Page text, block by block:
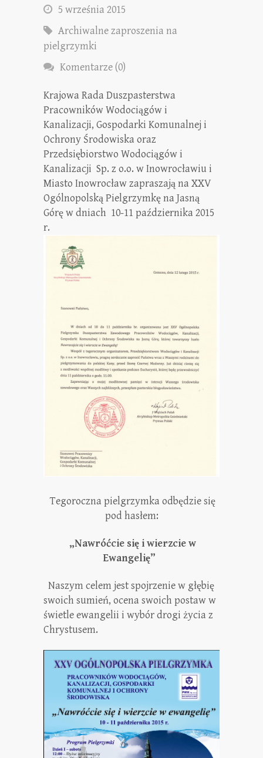
5 września 2015
Archiwalne zaproszenia na
pielgrzymki
Komentarze (0)
Krajowa Rada Duszpasterstwa
Pracowników Wodociągów i
Kanalizacji, Gospodarki Komunalnej i
Ochrony Środowiska oraz
Przedsiębiorstwo Wodociągów i
Kanalizacji Sp. z o.o. w Inowrocławiu i
Miasto Inowrocław zapraszają na XXV
Ogólnopolską Pielgrzymkę na Jasną
Górę w dniach 10-11 października 2015
r.
Tegoroczna pielgrzymka odbędzie się
pod hasłem:
„Nawróćcie się i wierzcie w
Ewangelię”
Naszym celem jest spojrzenie w głębię
swoich sumień, ocena swoich postaw w
świetle ewangelii i wybór drogi życia z
Chrystusem.